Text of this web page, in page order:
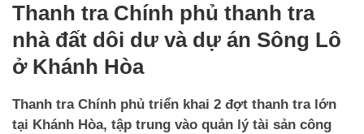
Thanh tra Chính phủ thanh tra
nhà đất dôi dư và dự án Sông Lô
ở Khánh Hòa
Thanh tra Chính phủ triển khai 2 đợt thanh tra lớn
tại Khánh Hòa, tập trung vào quản lý tài sản công